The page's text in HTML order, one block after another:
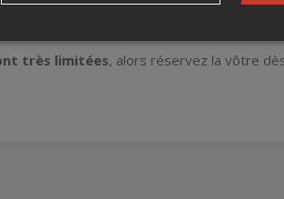
à ne pas manquer
pour combiner
très limitées, alors réservez la vôtre